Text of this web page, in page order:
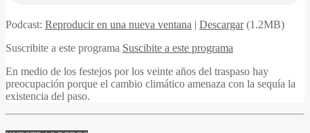
Podcast: Reproducir en una nueva ventana | Descargar(1.2MB)
Suscribite a este programa Suscibite a este programa
En medio de los festejos por los veinte años del traspaso hay
preocupación porque el cambio climático amenaza con la sequía la
existencia del paso.